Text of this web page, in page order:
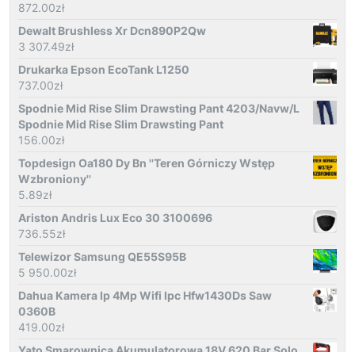
872.00zł
Dewalt Brushless Xr Dcn890P2Qw
3 307.49zł
Drukarka Epson EcoTank L1250
737.00zł
Spodnie Mid Rise Slim Drawsting Pant 4203/Navw/L
Spodnie Mid Rise Slim Drawsting Pant
156.00zł
Topdesign Oa180 Dy Bn ''Teren Górniczy Wstęp
Wzbroniony''
5.89zł
Ariston Andris Lux Eco 30 3100696
736.55zł
Telewizor Samsung QE55S95B
5 950.00zł
Dahua Kamera Ip 4Mp Wifi Ipc Hfw1430Ds Saw
0360B
419.00zł